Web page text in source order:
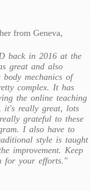
from Geneva,
back in 2016 at the
great and also
body mechanics of
complex. It has
the online teaching
it's really great, lots
grateful to these
I also have to
style is taught
improvement. Keep
for your efforts."